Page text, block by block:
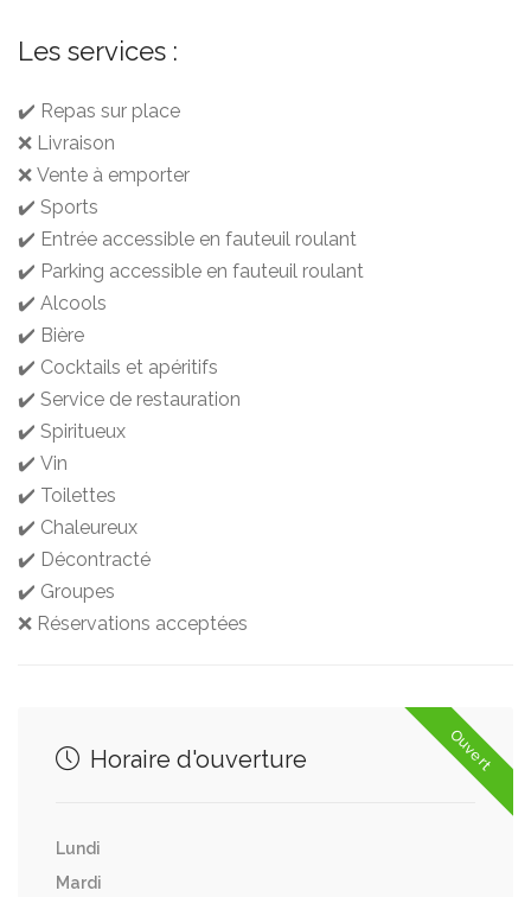
Les services :
✔️ Repas sur place
❌ Livraison
❌ Vente à emporter
✔️ Sports
✔️ Entrée accessible en fauteuil roulant
✔️ Parking accessible en fauteuil roulant
✔️ Alcools
✔️ Bière
✔️ Cocktails et apéritifs
✔️ Service de restauration
✔️ Spiritueux
✔️ Vin
✔️ Toilettes
✔️ Chaleureux
✔️ Décontracté
✔️ Groupes
❌ Réservations acceptées
Ouvert
Horaire d'ouverture
Lundi
Mardi